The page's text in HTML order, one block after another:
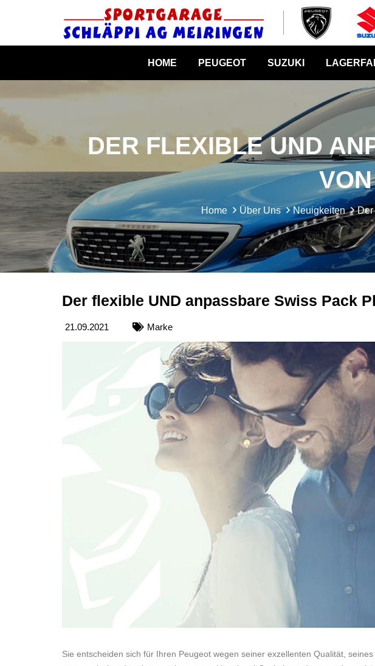
HOME PEUGEOT SUZUKI
DER FLEXIBLE UND
Home Über Uns Neuigkeiten Der
Der flexible UND anpassbare Swiss Pack
21.09.2021 Marke
Sie entscheiden sich für Ihren Peugeot wegen seiner exzellenten Qualität,